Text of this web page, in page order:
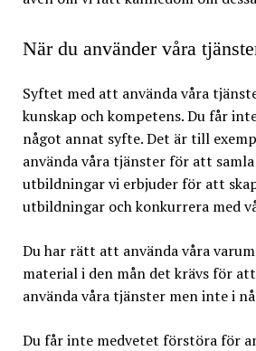
När du använder våra
Syftet med att använda våra
kunskap och kompetens. Du får
något annat syfte. Det är till
använda våra tjänster för att
utbildningar vi erbjuder för att
utbildningar och konkurrera med
Du har rätt att använda våra
material i den mån det krävs för
använda våra tjänster men inte i
Du får inte medvetet förstöra för